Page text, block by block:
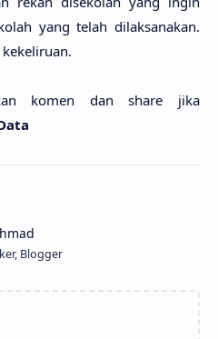
yang telah dilaksanakan.
komen dan share jika
Blogger